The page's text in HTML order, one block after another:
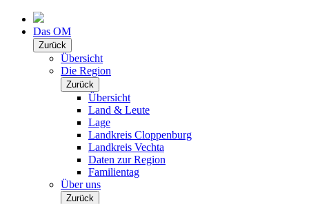
Das OM
Zurück
Übersicht
Die Region
Zurück
Übersicht
Land & Leute
Lage
Landkreis Cloppenburg
Landkreis Vechta
Daten zur Region
Familientag
Über uns
Zurück